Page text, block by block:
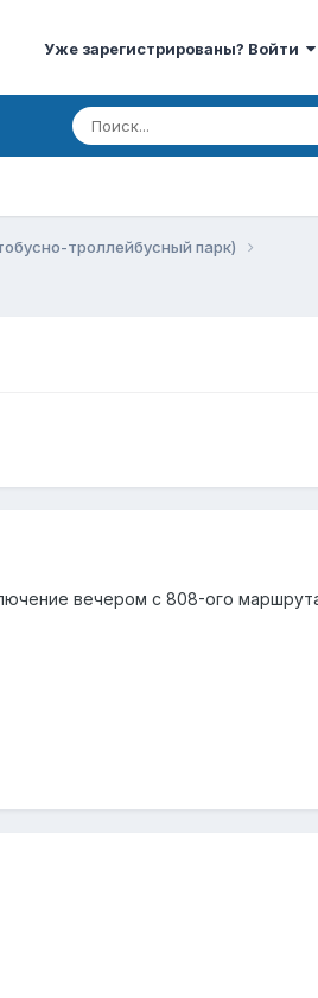
Уже зарегистрированы? Войти
троллейбусный парк)
вечером с 808-ого